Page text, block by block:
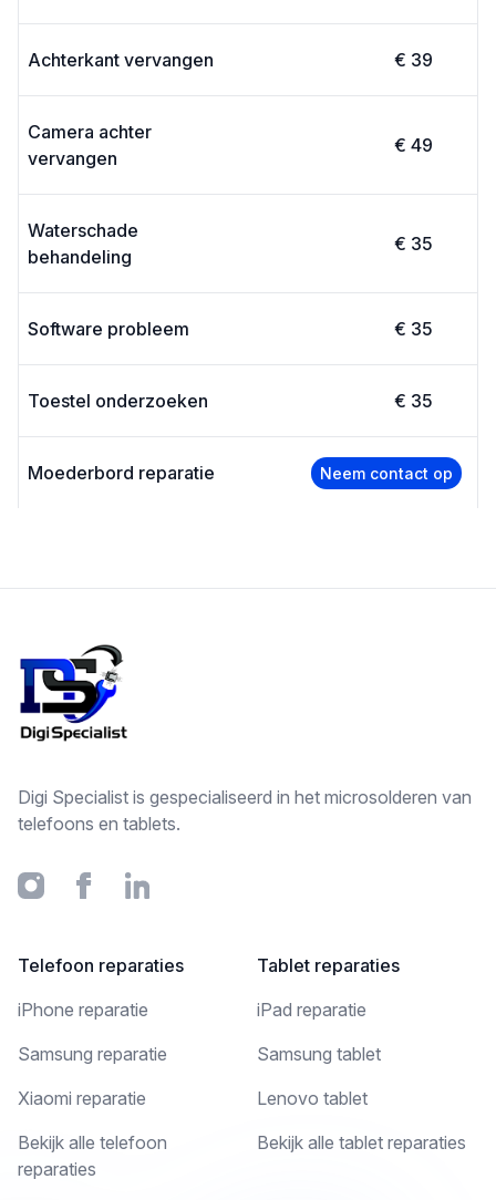
Achterkant vervangen € 39
Camera achter
vervangen
€ 49
Waterschade
behandeling
€ 35
Software probleem € 35
Toestel onderzoeken € 35
Moederbord reparatie Neem contact op
Digi Specialist is gespecialiseerd in het microsolderen van
telefoons en tablets.
InstagramFacebookLinkedin
Telefoon reparaties
iPhone reparatie
Samsung reparatie
Xiaomi reparatie
Bekijk alle telefoon
reparaties
Tablet reparaties
iPad reparatie
Samsung tablet
Lenovo tablet
Bekijk alle tablet reparaties